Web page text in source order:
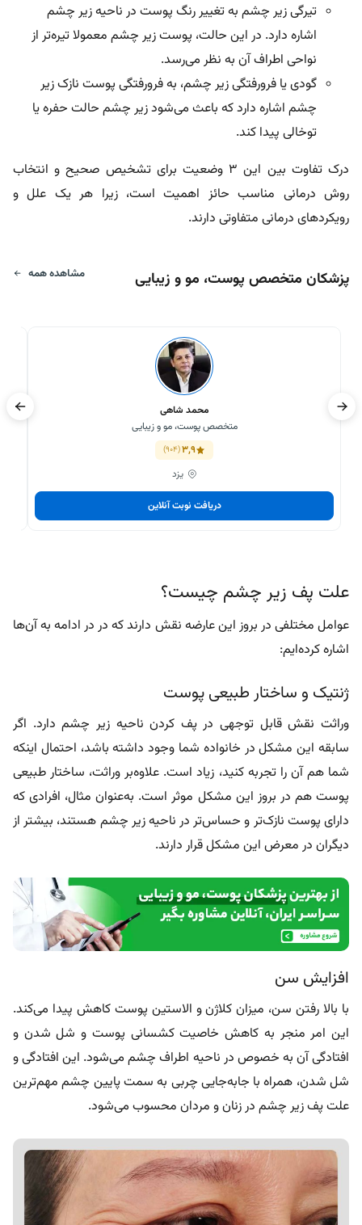
تیرگی زیر چشم به تغییر رنگ پوست در ناحیه زیر چشم
اشاره دارد. در این حالت، پوست زیر چشم معمولا تیره‌تر از
نواحی اطراف آن به نظر می‌رسد.
گودی یا فرورفتگی زیر چشم، به فرورفتگی پوست نازک زیر
چشم اشاره دارد که باعث می‌شود زیر چشم حالت حفره یا
توخالی پیدا کند.
درک تفاوت بین این 3 وضعیت برای تشخیص صحیح و انتخاب
روش درمانی مناسب حائز اهمیت است، زیرا هر یک علل و
رویکردهای درمانی متفاوتی دارند.
پزشکان متخصص پوست، مو و زیبایی مشاهده همه
محمد شاهی
متخصص پوست، مو و زیبایی
3,9
(904)
یزد
دریافت نوبت آنلاین
علت پف زیر چشم چیست؟
عوامل مختلفی در بروز این عارضه نقش دارند که در در ادامه به آن‌ها
اشاره کرده‌ایم:
ژنتیک و ساختار طبیعی پوست
وراثت نقش قابل توجهی در پف کردن ناحیه زیر چشم دارد. اگر
سابقه این مشکل در خانواده شما وجود داشته باشد، احتمال اینکه
شما هم آن را تجربه کنید، زیاد است. علاوه‌بر وراثت، ساختار طبیعی
پوست هم در بروز این مشکل موثر است. به‌عنوان مثال، افرادی که
دارای پوست نازک‌تر و حساس‌تر در ناحیه زیر چشم هستند، بیشتر از
دیگران در معرض این مشکل قرار دارند.
افزایش سن
با بالا رفتن سن، میزان کلاژن و الاستین پوست کاهش پیدا می‌کند.
این امر منجر به کاهش خاصیت کشسانی پوست و شل شدن و
افتادگی آن به خصوص در ناحیه اطراف چشم می‌شود. این افتادگی و
شل شدن، همراه با جابه‌جایی چربی به سمت پایین چشم مهم‌ترین
علت پف زیر چشم در زنان و مردان محسوب می‌شود.